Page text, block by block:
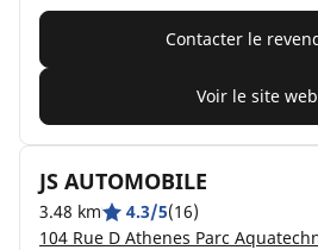
Contacter le
Voir le site web
JS AUTOMOBILE
3.48 km 4.3/5(16)
104 Rue D Athenes Parc